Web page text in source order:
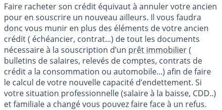
Faire racheter son crédit équivaut à annuler votre ancien
pour en souscrire un nouveau ailleurs. Il vous faudra
donc vous munir en plus des éléments de votre ancien
crédit ( échéancier, contrat...) de tout les documents
nécessaire à la souscription d’un prêt immobilier(
bulletins de salaires, relevés de comptes, contrats de
crédit a la consommation ou automobile...) afin de faire
le calcul de votre nouvelle capacité d’endettement. Si
votre situation professionnelle (salaire à la baisse, CDD..)
et familiale a changé vous pouvez faire face à un refus.